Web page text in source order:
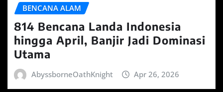
BENCANA ALAM
814 Bencana Landa Indonesia
hingga April, Banjir Jadi Dominasi
Utama
AbyssborneOathKnight Apr 26, 2026